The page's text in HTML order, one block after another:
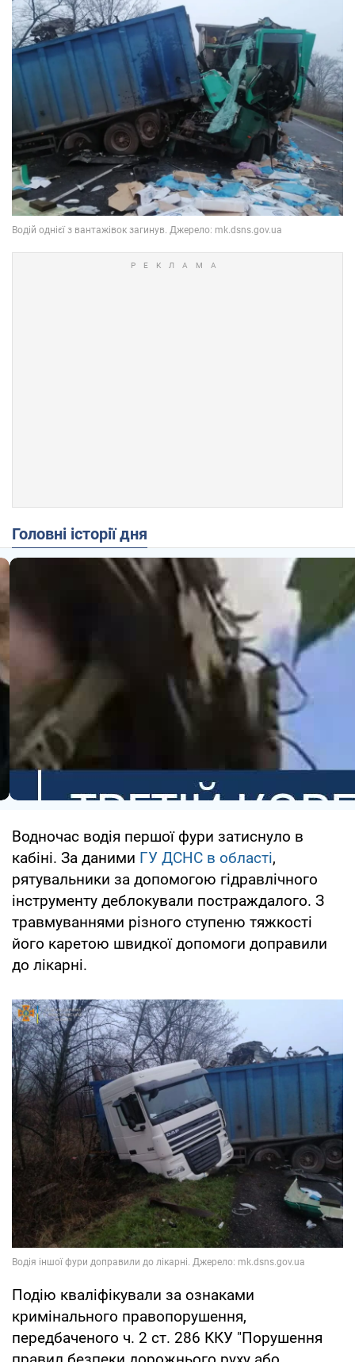
Головні історії дня
Водночас водія першої фури затиснуло в
кабіні. За даними ГУ ДСНС в області,
рятувальники за допомогою гідравлічного
інструменту деблокували постраждалого. З
травмуваннями різного ступеню тяжкості
його каретою швидкої допомоги доправили
до лікарні.
Подію кваліфікували за ознаками
кримінального правопорушення,
передбаченого ч. 2 ст. 286 ККУ "Порушення